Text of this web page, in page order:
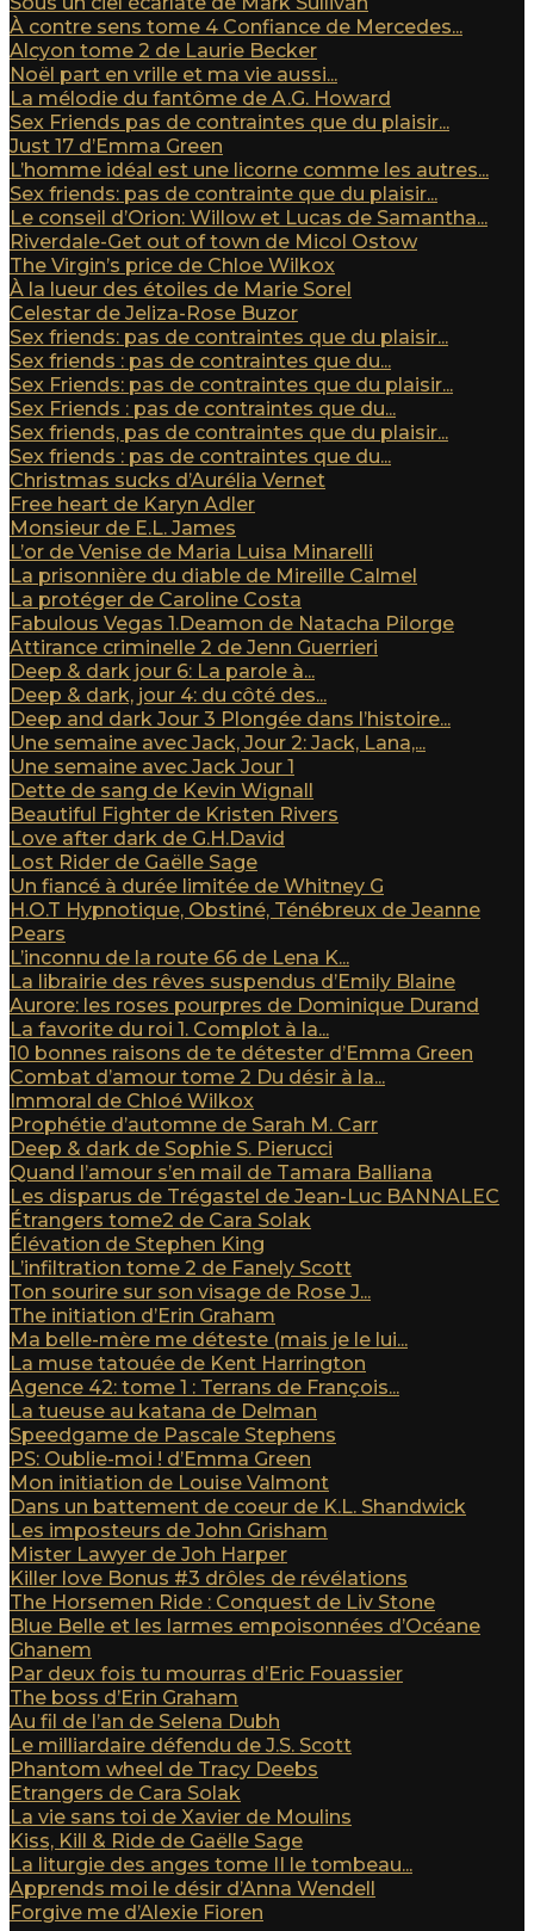
À contre sens tome 4 Confiance de Mercedes...
Alcyon tome 2 de Laurie Becker
Noël part en vrille et ma vie aussi...
La mélodie du fantôme de A.G. Howard
Sex Friends pas de contraintes que du plaisir...
Just 17 d’Emma Green
L’homme idéal est une licorne comme les autres...
Sex friends: pas de contrainte que du plaisir...
Le conseil d’Orion: Willow et Lucas de Samantha...
Riverdale-Get out of town de Micol Ostow
The Virgin’s price de Chloe Wilkox
À la lueur des étoiles de Marie Sorel
Celestar de Jeliza-Rose Buzor
Sex friends: pas de contraintes que du plaisir...
Sex friends : pas de contraintes que du...
Sex Friends: pas de contraintes que du plaisir...
Sex Friends : pas de contraintes que du...
Sex friends, pas de contraintes que du plaisir...
Sex friends : pas de contraintes que du...
Christmas sucks d’Aurélia Vernet
Free heart de Karyn Adler
Monsieur de E.L. James
L’or de Venise de Maria Luisa Minarelli
La prisonnière du diable de Mireille Calmel
La protéger de Caroline Costa
Fabulous Vegas 1.Deamon de Natacha Pilorge
Attirance criminelle 2 de Jenn Guerrieri
Deep & dark jour 6: La parole à...
Deep & dark, jour 4: du côté des...
Deep and dark Jour 3 Plongée dans l’histoire...
Une semaine avec Jack, Jour 2: Jack, Lana,...
Une semaine avec Jack Jour 1
Dette de sang de Kevin Wignall
Beautiful Fighter de Kristen Rivers
Love after dark de G.H.David
Lost Rider de Gaëlle Sage
Un fiancé à durée limitée de Whitney G
H.O.T Hypnotique, Obstiné, Ténébreux de Jeanne
Pears
L’inconnu de la route 66 de Lena K...
La librairie des rêves suspendus d’Emily Blaine
Aurore: les roses pourpres de Dominique Durand
La favorite du roi 1. Complot à la...
10 bonnes raisons de te détester d’Emma Green
Combat d’amour tome 2 Du désir à la...
Immoral de Chloé Wilkox
Prophétie d’automne de Sarah M. Carr
Deep & dark de Sophie S. Pierucci
Quand l’amour s’en mail de Tamara Balliana
Les disparus de Trégastel de Jean-Luc BANNALEC
Étrangers tome2 de Cara Solak
Élévation de Stephen King
L’infiltration tome 2 de Fanely Scott
Ton sourire sur son visage de Rose J...
The initiation d’Erin Graham
Ma belle-mère me déteste (mais je le lui...
La muse tatouée de Kent Harrington
Agence 42: tome 1 : Terrans de François...
La tueuse au katana de Delman
Speedgame de Pascale Stephens
PS: Oublie-moi ! d’Emma Green
Mon initiation de Louise Valmont
Dans un battement de coeur de K.L. Shandwick
Les imposteurs de John Grisham
Mister Lawyer de Joh Harper
Killer love Bonus #3 drôles de révélations
The Horsemen Ride : Conquest de Liv Stone
Blue Belle et les larmes empoisonnées d’Océane
Ghanem
Par deux fois tu mourras d’Eric Fouassier
The boss d’Erin Graham
Au fil de l’an de Selena Dubh
Le milliardaire défendu de J.S. Scott
Phantom wheel de Tracy Deebs
Etrangers de Cara Solak
La vie sans toi de Xavier de Moulins
Kiss, Kill & Ride de Gaëlle Sage
La liturgie des anges tome II le tombeau...
Apprends moi le désir d’Anna Wendell
Forgive me d’Alexie Fioren